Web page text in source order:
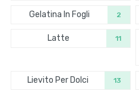
Gelatina In Fogli 2
Latte 11
Lievito Per Dolci 13